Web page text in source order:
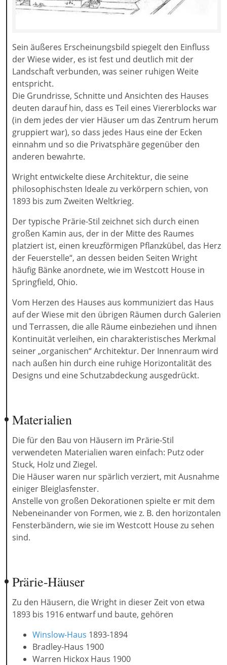
Sein äußeres Erscheinungsbild spiegelt den Einfluss
der Wiese wider, es ist fest und deutlich mit der
Landschaft verbunden, was seiner ruhigen Weite
entspricht.
Die Grundrisse, Schnitte und Ansichten des Hauses
deuten darauf hin, dass es Teil eines Viererblocks war
(in dem jedes der vier Häuser um das Zentrum herum
gruppiert war), so dass jedes Haus eine der Ecken
einnahm und so die Privatsphäre gegenüber den
anderen bewahrte.
Wright entwickelte diese Architektur, die seine
philosophischsten Ideale zu verkörpern schien, von
1893 bis zum Zweiten Weltkrieg.
Der typische Prärie-Stil zeichnet sich durch einen
großen Kamin aus, der in der Mitte des Raumes
platziert ist, einen kreuzförmigen Pflanzkübel, das Herz
der Feuerstelle“, an dessen beiden Seiten Wright
häufig Bänke anordnete, wie im Westcott House in
Springfield, Ohio.
Vom Herzen des Hauses aus kommuniziert das Haus
auf der Wiese mit den übrigen Räumen durch Galerien
und Terrassen, die alle Räume einbeziehen und ihnen
Kontinuität verleihen, ein charakteristisches Merkmal
seiner „organischen“ Architektur. Der Innenraum wird
nach außen hin durch eine ruhige Horizontalität des
Designs und eine Schutzabdeckung ausgedrückt.
Materialien
Die für den Bau von Häusern im Prärie-Stil
verwendeten Materialien waren einfach: Putz oder
Stuck, Holz und Ziegel.
Die Häuser waren nur spärlich verziert, mit Ausnahme
einiger Bleiglasfenster.
Anstelle von großen Dekorationen spielte er mit dem
Nebeneinander von Formen, wie z. B. den horizontalen
Fensterbändern, wie sie im Westcott House zu sehen
sind.
Prärie-Häuser
Zu den Häusern, die Wright in dieser Zeit von etwa
1893 bis 1916 entwarf und baute, gehören
Winslow-Haus 1893-1894
Bradley-Haus 1900
Warren Hickox Haus 1900